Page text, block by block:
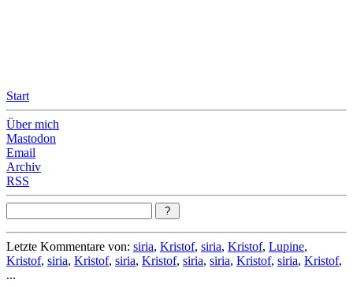
Start
Über mich
Mastodon
Email
Archiv
RSS
Letzte Kommentare von: siria, Kristof, siria, Kristof, Lupine,
Kristof, siria, Kristof, siria, Kristof, siria, siria, Kristof, siria, Kristof,
...